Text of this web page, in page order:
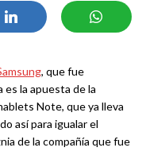
, que fue
es la apuesta de la
Note, que ya lleva
así para igualar el
de la compañía que fue